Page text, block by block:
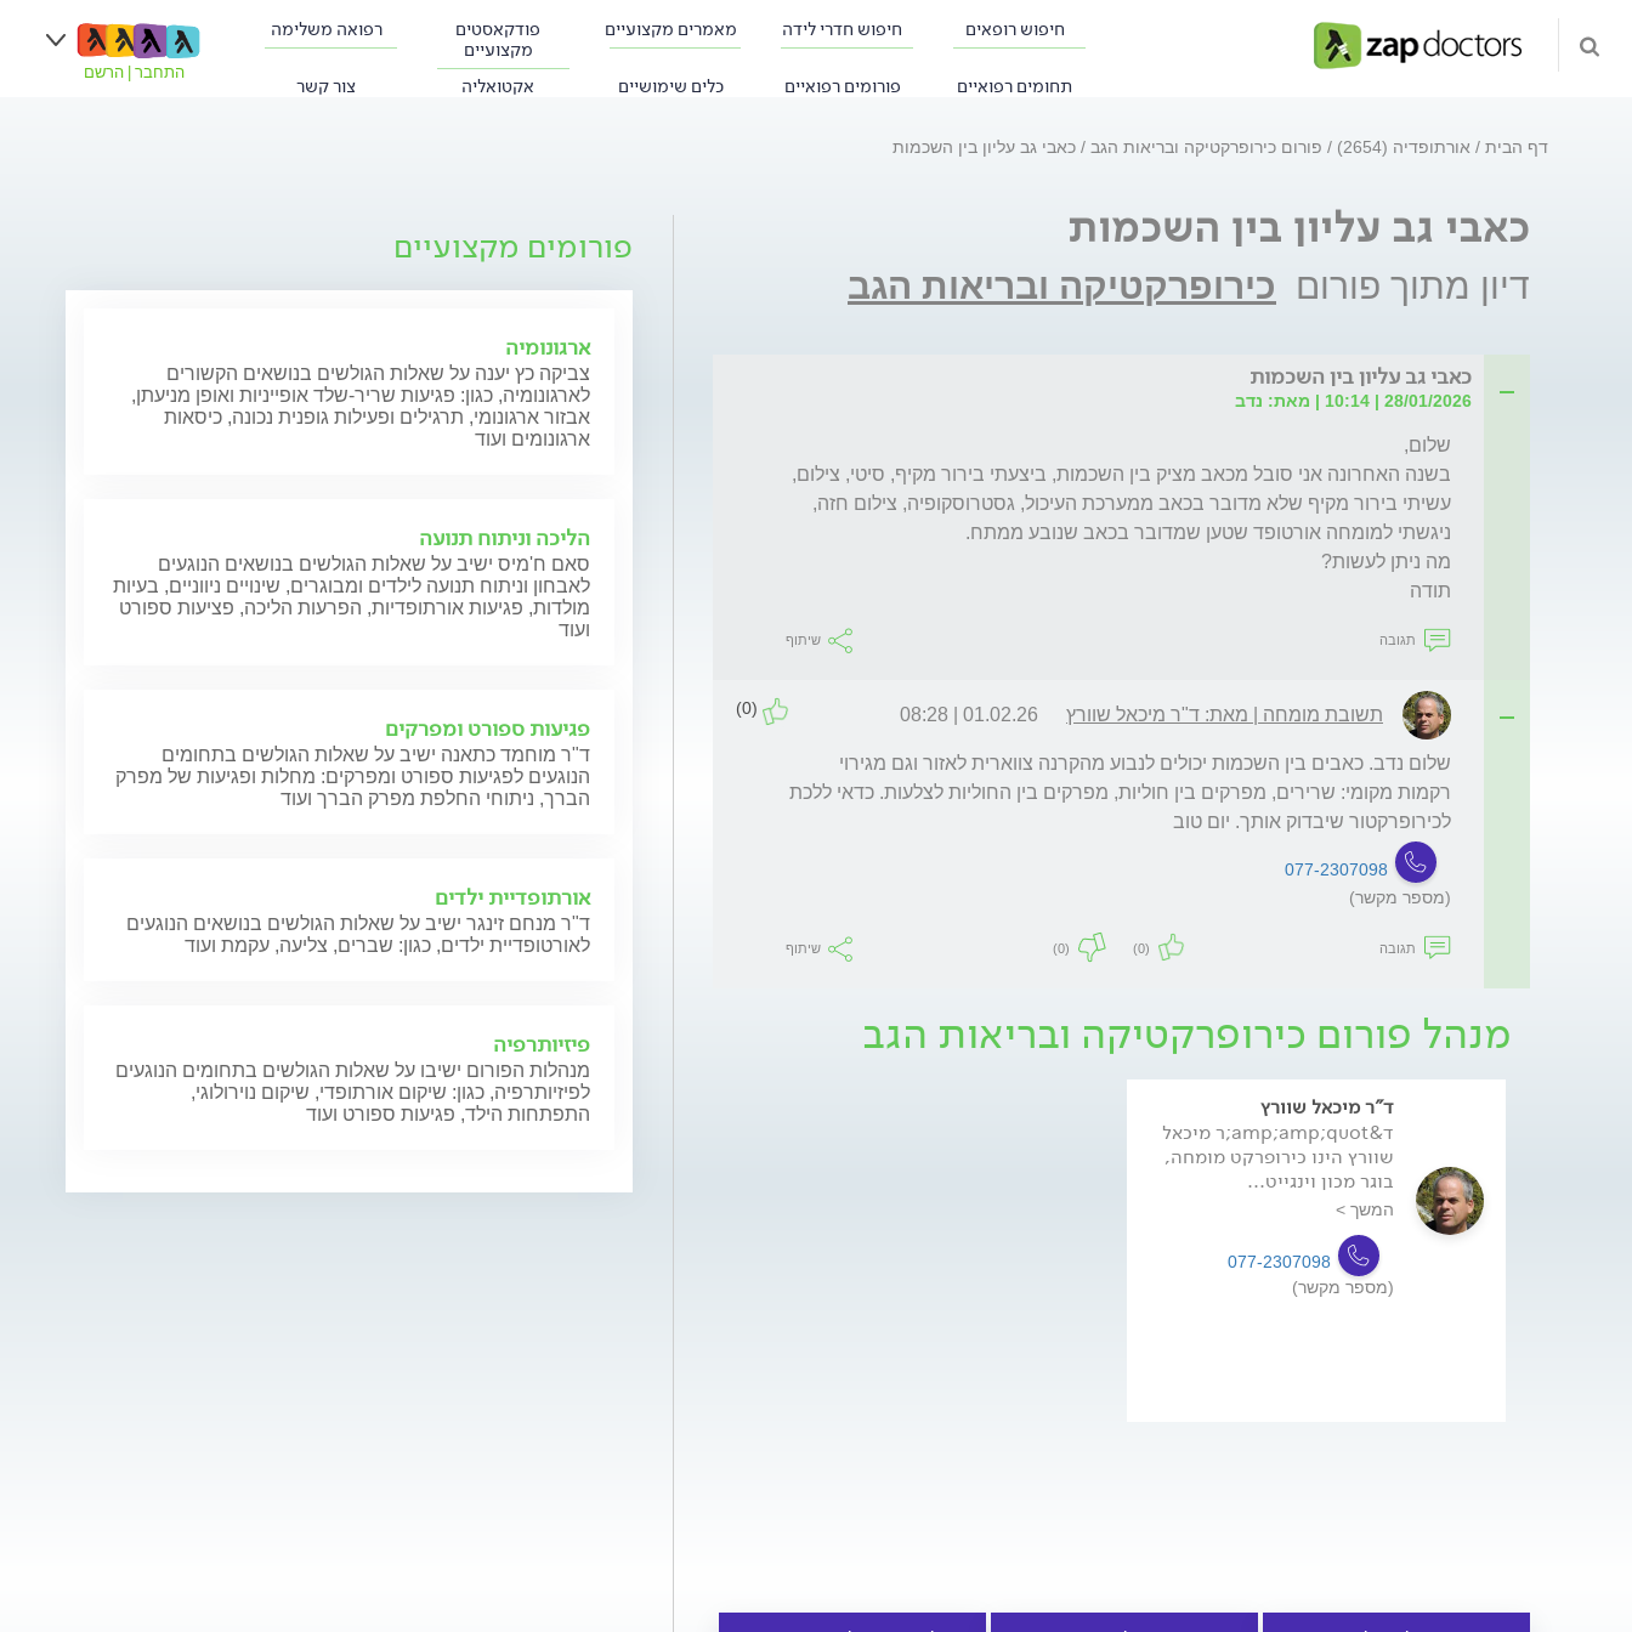
חיפוש רופאים חיפוש חדרי לידה מאמרים מקצועיים
פודקאסטים
מקצועיים
רפואה משלימה
תחומים רפואיים פורומים רפואיים כלים שימושיים אקטואליה צור קשר
התחבר הרשם
דף הבית אורתופדיה (2654) פורום כירופרקטיקה ובריאות הגב כאבי גב עליון בין השכמות
כאבי גב עליון בין השכמות
דיון מתוך פורום כירופרקטיקה ובריאות הגב
כאבי גב עליון בין השכמות
28/01/2026 | 10:14 | מאת: נדב
תודה
תגובה שיתוף
תשובת מומחה | מאת: ד"ר מיכאל שוורץ 01.02.26 | 08:28
(0)
לכירופרקטור שיבדוק אותך. יום טוב
077-2307098
(מספר מקשר)
תגובה (0)
(0) שיתוף
מנהל פורום כירופרקטיקה ובריאות הגב
ד"ר מיכאל שוורץ
ד&amp;amp;quot;ר מיכאל
שוורץ הינו כירופרקט מומחה,
בוגר מכון וינגייט...
המשך >
077-2307098
(מספר מקשר)
פורומים מקצועיים
ארגונומיה
צביקה כץ יענה על שאלות הגולשים בנושאים הקשורים
לארגונומיה, כגון: פגיעות שריר-שלד אופייניות ואופן מניעתן,
אבזור ארגונומי, תרגילים ופעילות גופנית נכונה, כיסאות
ארגונומים ועוד
הליכה וניתוח תנועה
סאם ח'מיס ישיב על שאלות הגולשים בנושאים הנוגעים
לאבחון וניתוח תנועה לילדים ומבוגרים, שינויים ניווניים, בעיות
מולדות, פגיעות אורתופדיות, הפרעות הליכה, פציעות ספורט
ועוד
פגיעות ספורט ומפרקים
ד"ר מוחמד כתאנה ישיב על שאלות הגולשים בתחומים
הנוגעים לפגיעות ספורט ומפרקים: מחלות ופגיעות של מפרק
הברך, ניתוחי החלפת מפרק הברך ועוד
אורתופדיית ילדים
ד"ר מנחם זינגר ישיב על שאלות הגולשים בנושאים הנוגעים
לאורטופדיית ילדים, כגון: שברים, צליעה, עקמת ועוד
פיזיותרפיה
מנהלות הפורום ישיבו על שאלות הגולשים בתחומים הנוגעים
לפיזיותרפיה, כגון: שיקום אורתופדי, שיקום נוירולוגי,
התפתחות הילד, פגיעות ספורט ועוד